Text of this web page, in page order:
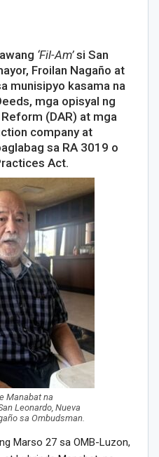
‘Fil-Am’si San
Froilan Nagaño at
munisipyo kasama na
mga opisyal ng
(DAR) at mga
company at
sa RA 3019 o
Act.
Manabat na
Leonardo, Nueva
sa Ombudsman.
Marso 27 sa OMB-Luzon,